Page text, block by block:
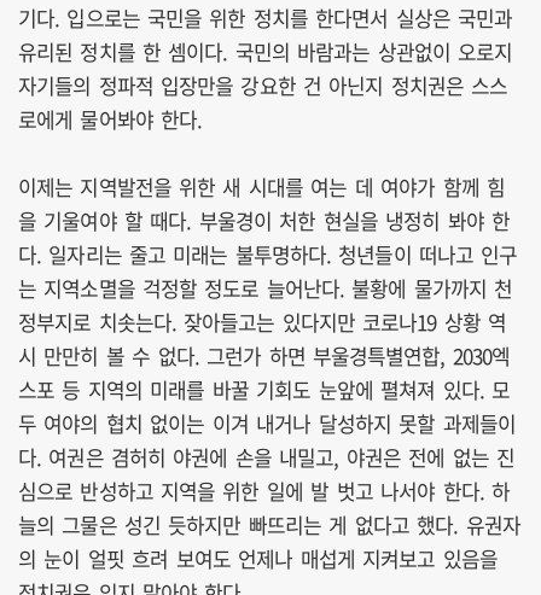
기다. 입으로는 국민을 위한 정치를 한다면서 실상은 국민과
유리된 정치를 한 셈이다. 국민의 바람과는 상관없이 오로지
자기들의 정파적 입장만을 강요한 건 아닌지 정치권은 스스
로에게 물어봐야 한다.
이제는 지역발전을 위한 새 시대를 여는 데 여야가 함께 힘
을 기울여야 할 때다. 부울경이 처한 현실을 냉정히 봐야 한
다. 일자리는 줄고 미래는 불투명하다. 청년들이 떠나고 인구
는 지역소멸을 걱정할 정도로 늘어난다. 불황에 물가까지 천
정부지로 치솟는다. 잦아들고는 있다지만 코로나19 상황 역
시 만만히 볼 수 없다. 그런가 하면 부울경특별연합, 2030엑
스포 등 지역의 미래를 바꿀 기회도 눈앞에 펼쳐져 있다. 모
두 여야의 협치 없이는 이겨 내거나 달성하지 못할 과제들이
다. 여권은 겸허히 야권에 손을 내밀고, 야권은 전에 없는 진
심으로 반성하고 지역을 위한 일에 발 벗고 나서야 한다. 하
늘의 그물은 성긴 듯하지만 빠뜨리는 게 없다고 했다. 유권자
의 눈이 얼핏 흐려 보여도 언제나 매섭게 지켜보고 있음을